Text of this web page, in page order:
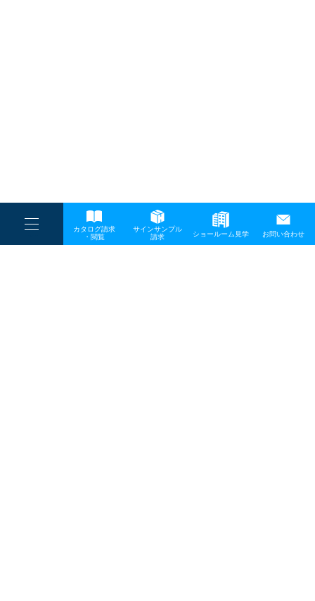
----
----
-
カタログ請求
・閲覧
サインサンプル
請求
ショールーム見学 お問い合わせ